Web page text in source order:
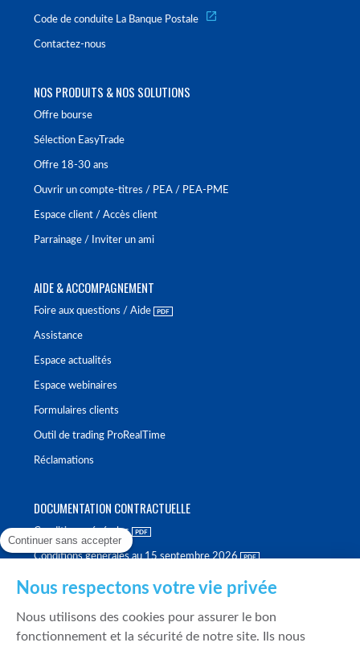
Code de conduite La Banque Postale
Contactez-nous
NOS PRODUITS & NOS SOLUTIONS
Offre bourse
Sélection EasyTrade
Offre 18-30 ans
Ouvrir un compte-titres / PEA / PEA-PME
Espace client / Accès client
Parrainage / Inviter un ami
AIDE & ACCOMPAGNEMENT
Foire aux questions / Aide
Assistance
Espace actualités
Espace webinaires
Formulaires clients
Outil de trading ProRealTime
Réclamations
DOCUMENTATION CONTRACTUELLE
Conditions générales
Conditions générales au 15 septembre 2026
Politique de meilleure sélection
Continuer sans accepter
Nous respectons votre vie privée
Nous utilisons des cookies pour assurer le bon
fonctionnement et la sécurité de notre site. Ils nous